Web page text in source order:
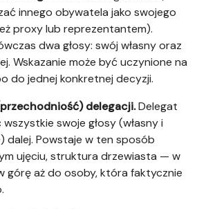
innego obywatela jako swojego
proxy lub reprezentantem).
dwa głosy: swój własny oraz
Wskazanie może być uczynione na
do jednej konkretnej decyzji.
delegacji.Delegat
swoje głosy (własny i
dalej. Powstaje w ten sposób
ujęciu, struktura drzewiasta — w
górę aż do osoby, która faktycznie